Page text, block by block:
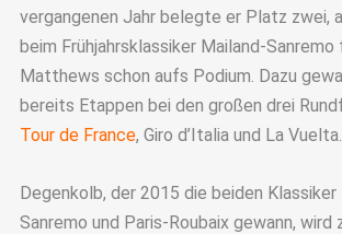
vergangenen Jahr belegte er Platz zwei,
beim Frühjahrsklassiker Mailand-Sanremo
Matthews schon aufs Podium. Dazu
bereits Etappen bei den großen drei
Tour de France, Giro d’Italia und La Vuelta.
Degenkolb, der 2015 die beiden Klassiker
Sanremo und Paris-Roubaix gewann, wird